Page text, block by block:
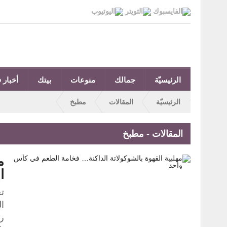
الرئيسيّة جمالك منوعات بيتك أخبار
الرئيسيّة المقالات مطبخ
المقالات - مطبخ